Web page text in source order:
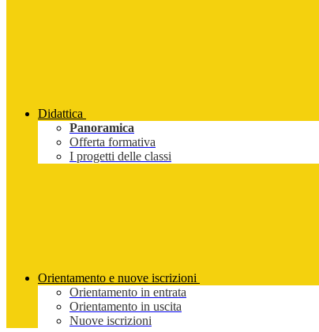
Didattica
Panoramica
Offerta formativa
I progetti delle classi
Orientamento e nuove iscrizioni
Orientamento in entrata
Orientamento in uscita
Nuove iscrizioni